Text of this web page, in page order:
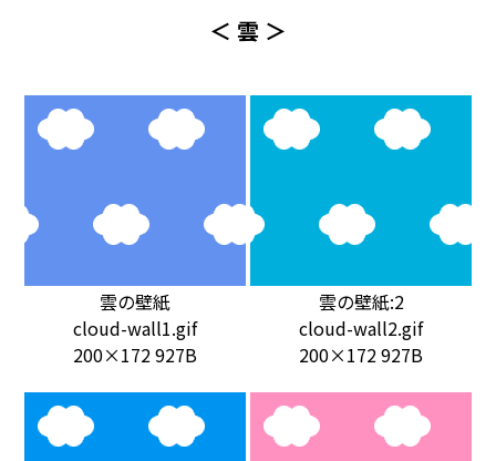
＜ 雲 ＞
雲の壁紙
cloud-wall1.gif
200×172 927B
雲の壁紙:2
cloud-wall2.gif
200×172 927B